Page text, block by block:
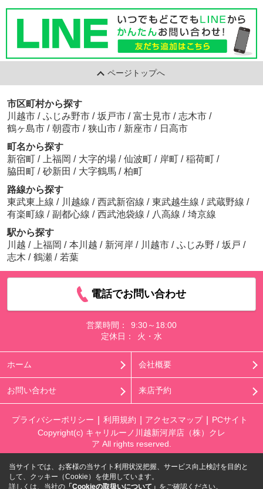
ページトップへ
市区町村から探す
川越市 / ふじみ野市 / 坂戸市 / 富士見市 / 志木市 /
鶴ヶ島市 / 朝霞市 / 狭山市 / 新座市 / 日高市
町名から探す
新宿町 / 上福岡 / 大字的場 / 仙波町 / 岸町 / 稲荷町 /
脇田町 / 砂新田 / 大字鶴馬 / 柏町
路線から探す
東武東上線 / 川越線 / 西武新宿線 / 東武越生線 / 武蔵野線 /
有楽町線 / 副都心線 / 西武池袋線 / 八高線 / 埼京線
駅から探す
川越 / 上福岡 / 本川越 / 新河岸 / 川越市 / ふじみ野 / 坂戸 /
志木 / 鶴瀬 / 若葉
電話でお問い合わせ
営業時間：
9:30～18:00
定休日：
火・水
ホーム 会社概要
お問い合わせ 来店予約
プライバシーポリシー 利用規約 アクセスマップ
PCサイト
Copyright(c) キャリルーノ川越新河岸店（株）クレ
ア All rights reserved.
当サイトでは、お客様の当サイト利用状況把握、サービス向上検討を目的と
して、クッキー（Cookie）を使用しています。
詳しくは、当社の 「Cookieの取扱いについて」 をご確認ください。